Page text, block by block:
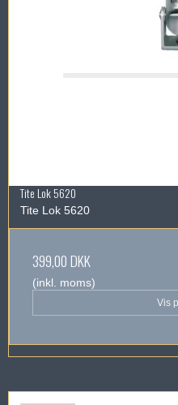
Tite Lok 5620
Tite Lok 5620
399,00 DKK
(inkl. moms)
Vis